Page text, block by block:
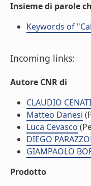
Insieme di parole
Keywords of
Incoming links:
Autore CNR di
CLAUDIO CENATI
Matteo Danesi
Luca Cevasco
DIEGO
GIAMPAOLO
Prodotto